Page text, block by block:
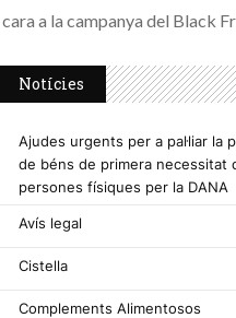
a la campanya del Black
Notícies
Ajudes urgents per a pal·liar la
de béns de primera necessitat
persones físiques per la DANA
Avís legal
Cistella
Complements Alimentosos